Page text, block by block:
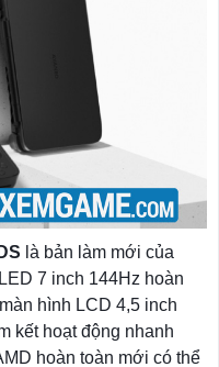
là bản làm mới của
7 inch 144Hz hoàn
hình LCD 4,5 inch
kết hoạt động nhanh
hoàn toàn mới có thể